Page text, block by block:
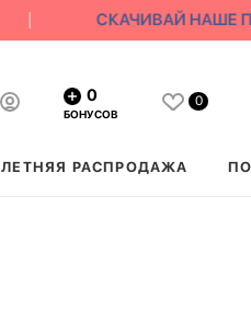
СКАЧИВАЙ НАШЕ
0
БОНУСОВ
0
ЛЕТНЯЯ РАСПРОДАЖА